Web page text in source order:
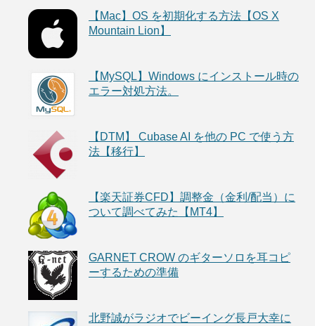
【Mac】OS を初期化する方法【OS X
Mountain Lion】
【MySQL】Windows にインストール時の
エラー対処方法。
【DTM】 Cubase AI を他の PC で使う方
法【移行】
【楽天証券CFD】調整金（金利/配当）に
ついて調べてみた【MT4】
GARNET CROW のギターソロを耳コピ
ーするための準備
北野誠がラジオでビーイング長戸大幸に